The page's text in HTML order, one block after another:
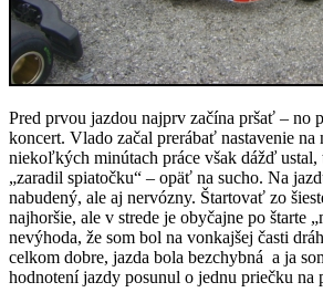
Pred prvou jazdou najprv začína pršať – no
koncert. Vlado začal prerábať nastavenie na
niekoľkých minútach práce však dážď
„zaradil spiatočku“ – opäť na sucho. Na
nabudený, ale aj nervózny. Štartovať zo
najhoršie, ale v strede je obyčajne po štarte
nevýhoda, že som bol na vonkajšej časti
celkom dobre, jazda bola bezchybná a ja
hodnotení jazdy posunul o jednu priečku na